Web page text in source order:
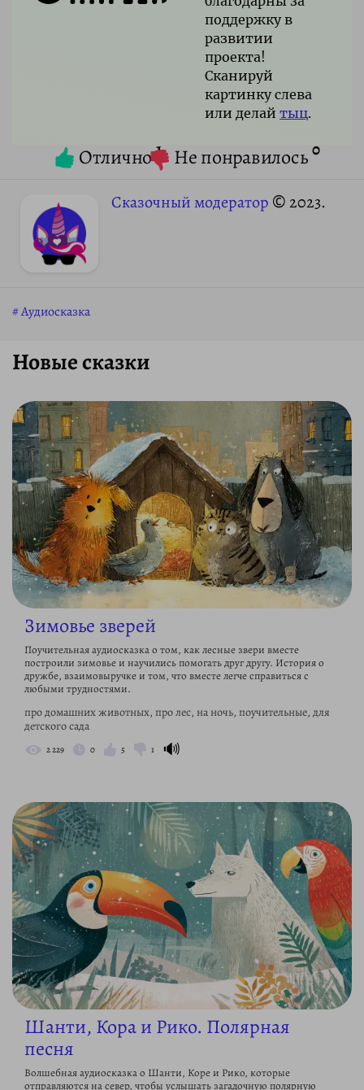
поддержку в
развитии
проекта!
Сканируй
картинку слева
или делай тыц.
Отлично1 Не понравилось0
Сказочный модератор © 2023.
Аудиосказка
Новые сказки
Зимовье зверей
Поучительная аудиосказка о том, как лесные звери вместе
построили зимовье и научились помогать друг другу. История о
дружбе, взаимовыручке и том, что вместе легче справиться с
любыми трудностями.
про домашних животных, про лес, на ночь, поучительные, для
детского сада
2 229 0 5 1 🔊
Шанти, Кора и Рико. Полярная
песня
Волшебная аудиосказка о Шанти, Коре и Рико, которые
отправляются на север, чтобы услышать загадочную полярную